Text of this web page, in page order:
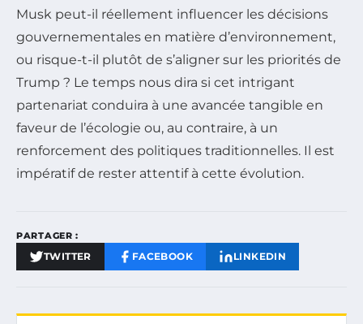
Musk peut-il réellement influencer les décisions
gouvernementales en matière d’environnement,
ou risque-t-il plutôt de s’aligner sur les priorités de
Trump ? Le temps nous dira si cet intrigant
partenariat conduira à une avancée tangible en
faveur de l’écologie ou, au contraire, à un
renforcement des politiques traditionnelles. Il est
impératif de rester attentif à cette évolution.
PARTAGER :
TWITTER FACEBOOK LINKEDIN